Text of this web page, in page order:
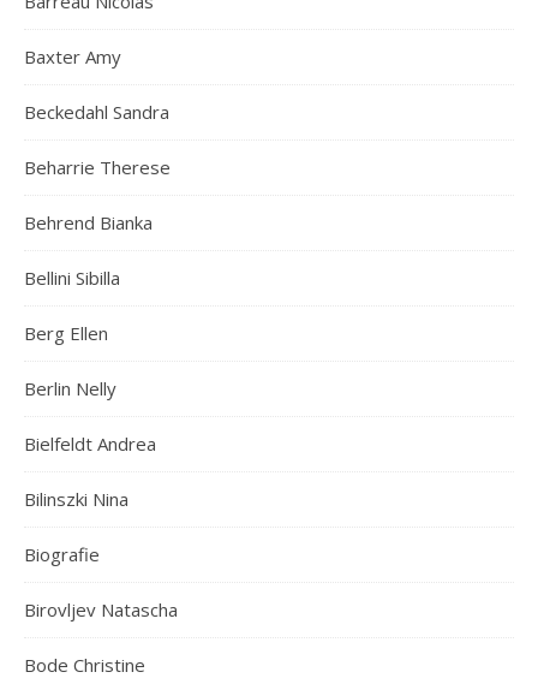
Baxter Amy
Beckedahl Sandra
Beharrie Therese
Behrend Bianka
Bellini Sibilla
Berg Ellen
Berlin Nelly
Bielfeldt Andrea
Bilinszki Nina
Biografie
Birovljev Natascha
Bode Christine